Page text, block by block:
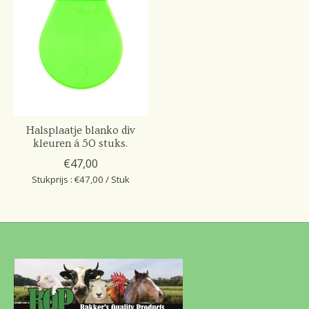
Halsplaatje blanko div
kleuren á 50 stuks.
€47,00
Stukprijs : €47,00 / Stuk